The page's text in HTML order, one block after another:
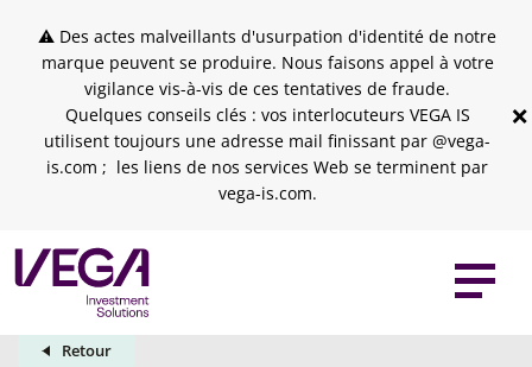
⚠ Des actes malveillants d'usurpation d'identité de notre
marque peuvent se produire. Nous faisons appel à votre
vigilance vis-à-vis de ces tentatives de fraude.
Quelques conseils clés : vos interlocuteurs VEGA IS
utilisent toujours une adresse mail finissant par @vega-
is.com ; les liens de nos services Web se terminent par
vega-is.com.
×
Retour